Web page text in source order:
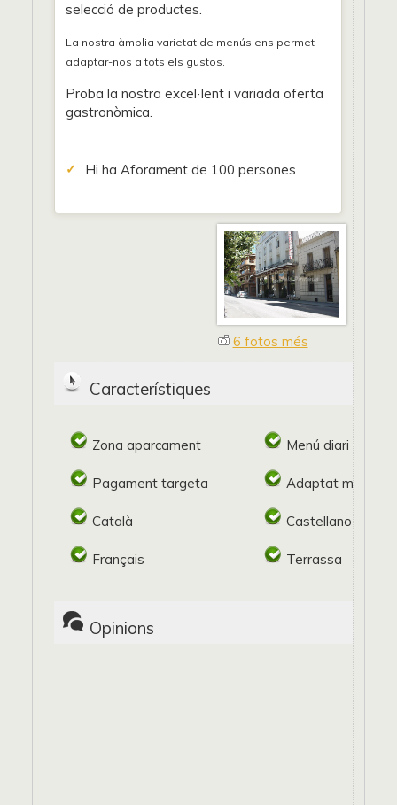
selecció de productes.
La nostra àmplia varietat de menús ens permet
adaptar-nos a tots els gustos.
Proba la nostra excel·lent i variada oferta
gastronòmica.
Hi ha Aforament de 100 persones
6 fotos més
Característiques
Zona aparcament Menú diari
Pagament targeta Adaptat
Català Castellano
Français Terrassa
Opinions